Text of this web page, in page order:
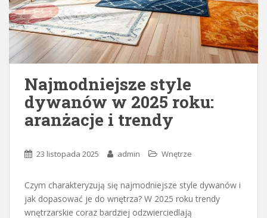
Najmodniejsze style
dywanów w 2025 roku:
aranżacje i trendy
23 listopada 2025 admin Wnętrze
Czym charakteryzują się najmodniejsze style dywanów i
jak dopasować je do wnętrza? W 2025 roku trendy
wnętrzarskie coraz bardziej odzwierciedlają